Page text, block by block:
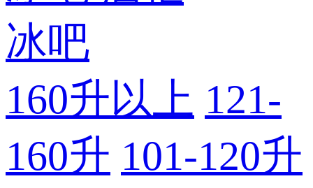
冰吧
160升以上 121-
160升 101-120升